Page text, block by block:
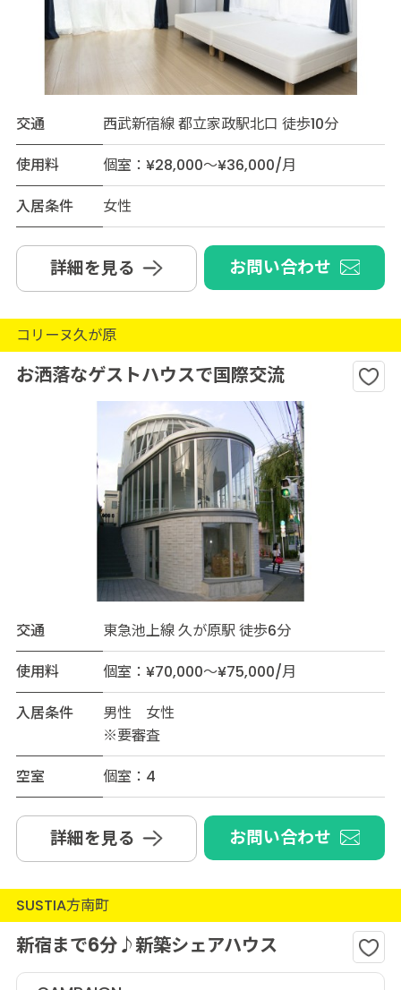
交通
西武新宿線 都立家政駅北口 徒歩10分
使用料
個室：¥28,000～¥36,000/月
入居条件
女性
詳細を見る お問い合わせ
コリーヌ久が原
お洒落なゲストハウスで国際交流
交通
東急池上線 久が原駅 徒歩6分
使用料
個室：¥70,000～¥75,000/月
入居条件
男性 女性
※要審査
空室
個室：4
詳細を見る お問い合わせ
SUSTIA方南町
新宿まで6分♪新築シェアハウス